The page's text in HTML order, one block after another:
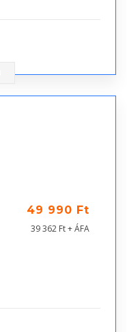
49 990 Ft
39 362 Ft + ÁFA